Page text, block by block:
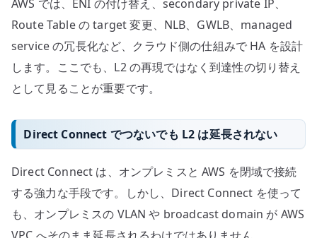
AWS では、ENI の付け替え、secondary private IP、
Route Table の target 変更、NLB、GWLB、managed
service の冗長化など、クラウド側の仕組みで HA を設計
します。ここでも、L2 の再現ではなく到達性の切り替え
として見ることが重要です。
Direct Connect でつないでも L2 は延長されない
Direct Connect は、オンプレミスと AWS を閉域で接続
する強力な手段です。しかし、Direct Connect を使って
も、オンプレミスの VLAN や broadcast domain が AWS